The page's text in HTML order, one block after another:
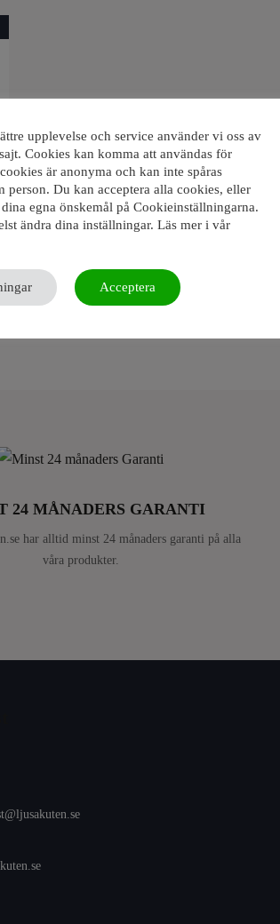
24 MÅNADERS GARANTI
har alltid minst 24 månaders garanti på alla
våra produkter.
upplevelse och service använder vi oss av
Cookies kan komma att användas för
är anonyma och kan inte spåras
person. Du kan acceptera alla cookies, eller
dina egna önskemål på Cookieinställningarna.
ändra dina inställningar. Läs mer i vår
Acceptera